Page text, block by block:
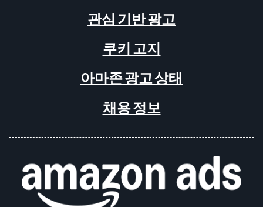
관심 기반 광고
쿠키 고지
아마존 광고 상태
채용 정보